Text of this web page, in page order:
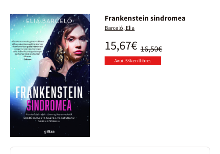
Frankenstein sindromea
Barceló, Elia
16,50€
15,67€
Avui -5% en llibres